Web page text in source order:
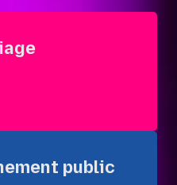
public